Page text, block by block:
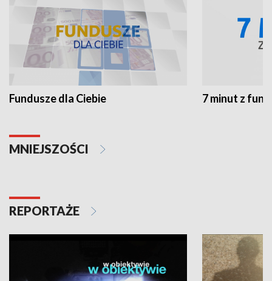
Fundusze dla Ciebie 7 minut z
MNIEJSZOŚCI
REPORTAŻE